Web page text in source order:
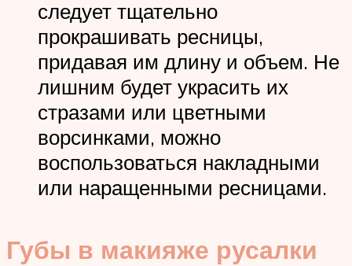
следует тщательно
прокрашивать ресницы,
придавая им длину и объем. Не
лишним будет украсить их
стразами или цветными
ворсинками, можно
воспользоваться накладными
или наращенными ресницами.
Губы в макияже русалки